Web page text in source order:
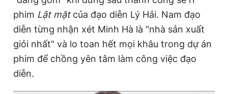
phim Lật mặt của đạo diễn Lý Hải. Nam đạo
diễn từng nhận xét Minh Hà là "nhà sản xuất
giỏi nhất" và lo toan hết mọi khâu trong dự án
phim để chồng yên tâm làm công việc đạo
diễn.